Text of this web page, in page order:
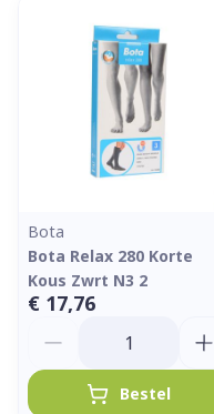
Bota
Bota Relax 280 Korte
Kous Zwrt N3 2
€ 17,76
Bestel